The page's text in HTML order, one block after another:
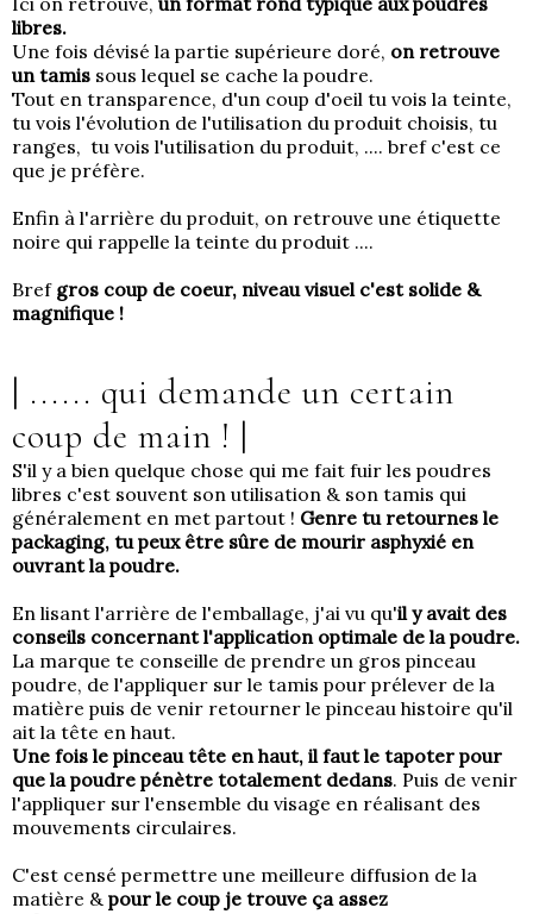
libres.
Une fois dévisé la partie supérieure doré, on retrouve
un tamis sous lequel se cache la poudre.
Tout en transparence, d'un coup d'oeil tu vois la teinte,
tu vois l'évolution de l'utilisation du produit choisis, tu
ranges, tu vois l'utilisation du produit, .... bref c'est ce
que je préfère.
Enfin à l'arrière du produit, on retrouve une étiquette
noire qui rappelle la teinte du produit ....
Bref gros coup de coeur, niveau visuel c'est solide &
magnifique !
| ...... qui demande un certain
coup de main ! |
S'il y a bien quelque chose qui me fait fuir les poudres
libres c'est souvent son utilisation & son tamis qui
généralement en met partout ! Genre tu retournes le
packaging, tu peux être sûre de mourir asphyxié en
ouvrant la poudre.
En lisant l'arrière de l'emballage, j'ai vu qu'il y avait des
conseils concernant l'application optimale de la poudre.
La marque te conseille de prendre un gros pinceau
poudre, de l'appliquer sur le tamis pour prélever de la
matière puis de venir retourner le pinceau histoire qu'il
ait la tête en haut.
Une fois le pinceau tête en haut, il faut le tapoter pour
que la poudre pénètre totalement dedans. Puis de venir
l'appliquer sur l'ensemble du visage en réalisant des
mouvements circulaires.
C'est censé permettre une meilleure diffusion de la
matière & pour le coup je trouve ça assez